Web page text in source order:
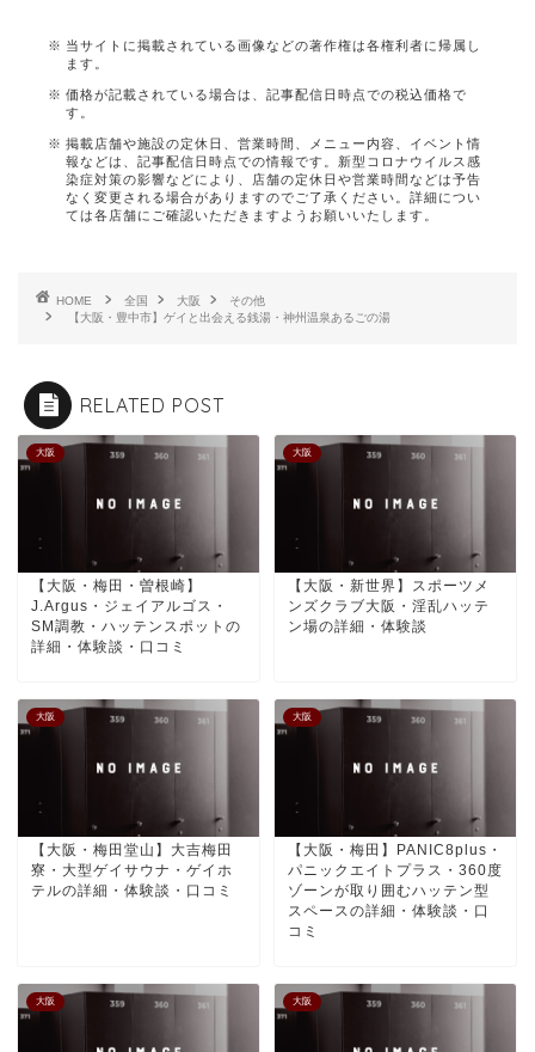
当サイトに掲載されている画像などの著作権は各権利者に帰属し
ます。
価格が記載されている場合は、記事配信日時点での税込価格で
す。
掲載店舗や施設の定休日、営業時間、メニュー内容、イベント情
報などは、記事配信日時点での情報です。新型コロナウイルス感
染症対策の影響などにより、店舗の定休日や営業時間などは予告
なく変更される場合がありますのでご了承ください。詳細につい
ては各店舗にご確認いただきますようお願いいたします。
HOME 全国 大阪
その他
【大阪・豊中市】ゲイと出会える銭湯・神州温泉あるごの湯
RELATED POST
大阪
【大阪・梅田・曽根崎】
J.Argus・ジェイアルゴス・
SM調教・ハッテンスポットの
詳細・体験談・口コミ
大阪
【大阪・新世界】スポーツメ
ンズクラブ大阪・淫乱ハッテ
ン場の詳細・体験談
大阪
【大阪・梅田堂山】大吉梅田
寮・大型ゲイサウナ・ゲイホ
テルの詳細・体験談・口コミ
大阪
【大阪・梅田】PANIC8plus・
パニックエイトプラス・360度
ゾーンが取り囲むハッテン型
スペースの詳細・体験談・口
コミ
大阪 大阪